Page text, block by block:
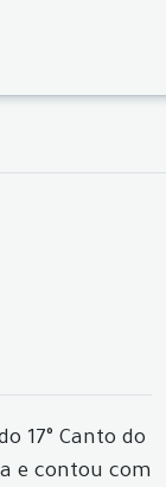
17° Canto do
e contou com